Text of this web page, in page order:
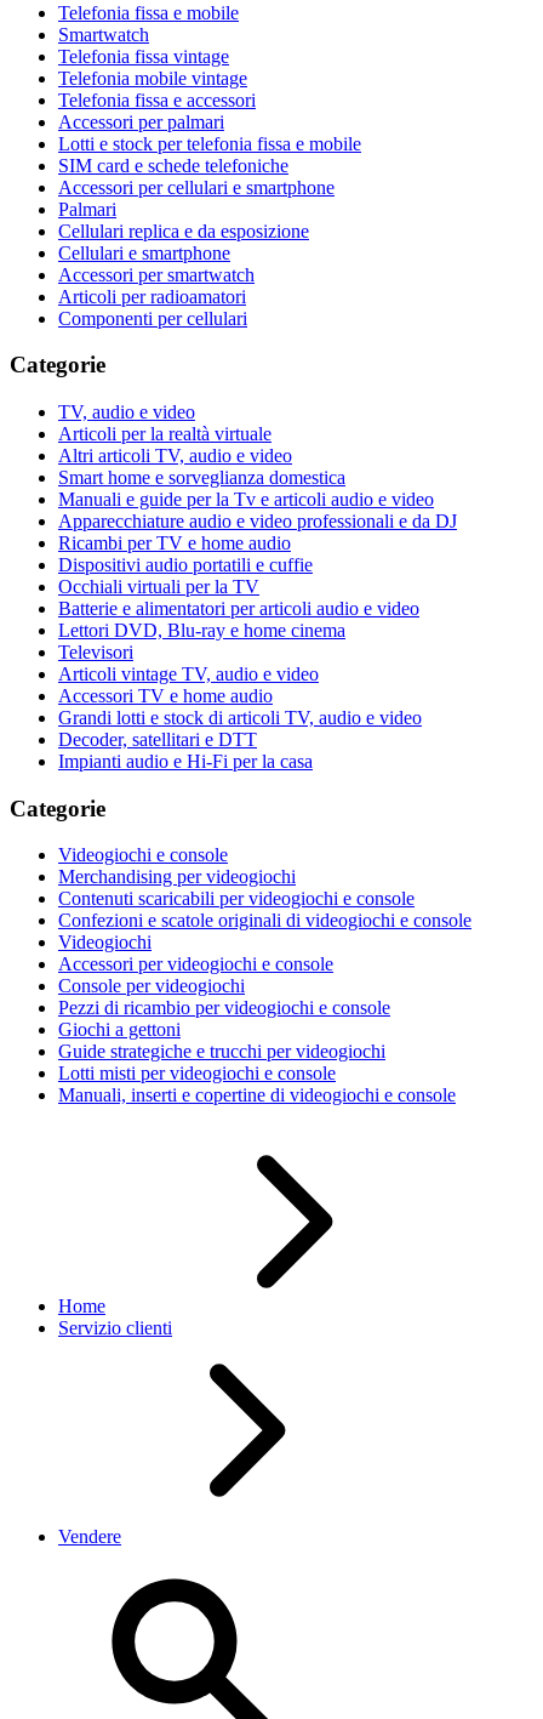
Telefonia fissa e mobile
Smartwatch
Telefonia fissa vintage
Telefonia mobile vintage
Telefonia fissa e accessori
Accessori per palmari
Lotti e stock per telefonia fissa e mobile
SIM card e schede telefoniche
Accessori per cellulari e smartphone
Palmari
Cellulari replica e da esposizione
Cellulari e smartphone
Accessori per smartwatch
Articoli per radioamatori
Componenti per cellulari
Categorie
TV, audio e video
Articoli per la realtà virtuale
Altri articoli TV, audio e video
Smart home e sorveglianza domestica
Manuali e guide per la Tv e articoli audio e video
Apparecchiature audio e video professionali e da DJ
Ricambi per TV e home audio
Dispositivi audio portatili e cuffie
Occhiali virtuali per la TV
Batterie e alimentatori per articoli audio e video
Lettori DVD, Blu-ray e home cinema
Televisori
Articoli vintage TV, audio e video
Accessori TV e home audio
Grandi lotti e stock di articoli TV, audio e video
Decoder, satellitari e DTT
Impianti audio e Hi-Fi per la casa
Categorie
Videogiochi e console
Merchandising per videogiochi
Contenuti scaricabili per videogiochi e console
Confezioni e scatole originali di videogiochi e console
Videogiochi
Accessori per videogiochi e console
Console per videogiochi
Pezzi di ricambio per videogiochi e console
Giochi a gettoni
Guide strategiche e trucchi per videogiochi
Lotti misti per videogiochi e console
Manuali, inserti e copertine di videogiochi e console
Home
Servizio clienti
Vendere